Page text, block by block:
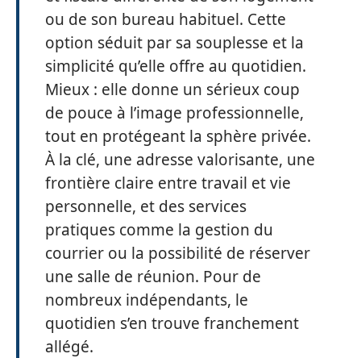
ou de son bureau habituel. Cette
option séduit par sa souplesse et la
simplicité qu’elle offre au quotidien.
Mieux : elle donne un sérieux coup
de pouce à l’image professionnelle,
tout en protégeant la sphère privée.
À la clé, une adresse valorisante, une
frontière claire entre travail et vie
personnelle, et des services
pratiques comme la gestion du
courrier ou la possibilité de réserver
une salle de réunion. Pour de
nombreux indépendants, le
quotidien s’en trouve franchement
allégé.